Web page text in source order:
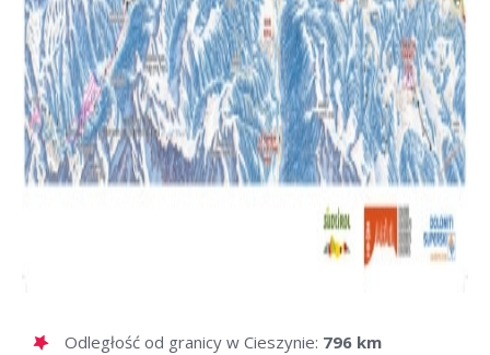
Odległość od granicy w Cieszynie: 796 km